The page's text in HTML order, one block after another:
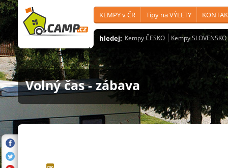
KEMPY v ČR Tipy na VÝLETY
hledej: Kempy ČESKO Kempy SLOVENSKO
Volný čas - zábava